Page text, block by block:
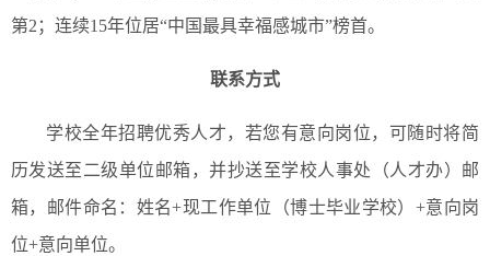
第2；连续15年位居“中国最具幸福感城市”榜首。
联系方式
学校全年招聘优秀人才，若您有意向岗位，可随时将简
历发送至二级单位邮箱，并抄送至学校人事处（人才办）邮
箱，邮件命名：姓名+现工作单位（博士毕业学校）+意向岗
位+意向单位。